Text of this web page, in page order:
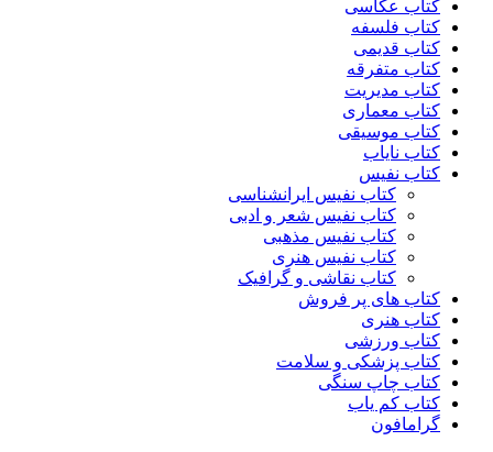
کتاب عکاسی
کتاب فلسفه
کتاب قدیمی
کتاب متفرقه
کتاب مدیریت
کتاب معماری
کتاب موسیقی
کتاب نایاب
کتاب نفیس
کتاب نفیس ایرانشناسی
کتاب نفیس شعر و ادبی
کتاب نفیس مذهبی
کتاب نفیس هنری
کتاب نقاشی و گرافیک
کتاب های پر فروش
کتاب هنری
کتاب ورزشی
کتاب پزشکی و سلامت
کتاب چاپ سنگی
کتاب کم یاب
گرامافون